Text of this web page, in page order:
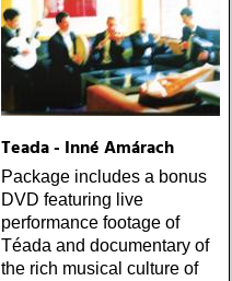
Teada - Inné Amárach
Package includes a bonus
DVD featuring live
performance footage of
Téada and documentary of
the rich musical culture of